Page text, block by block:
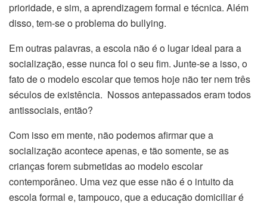
prioridade, e sim, a aprendizagem formal e técnica. Além
disso, tem-se o problema do bullying.
Em outras palavras, a escola não é o lugar ideal para a
socialização, esse nunca foi o seu fim. Junte-se a isso, o
fato de o modelo escolar que temos hoje não ter nem três
séculos de existência. Nossos antepassados eram todos
antissociais, então?
Com isso em mente, não podemos afirmar que a
socialização acontece apenas, e tão somente, se as
crianças forem submetidas ao modelo escolar
contemporâneo. Uma vez que esse não é o intuito da
escola formal e, tampouco, que a educação domiciliar é